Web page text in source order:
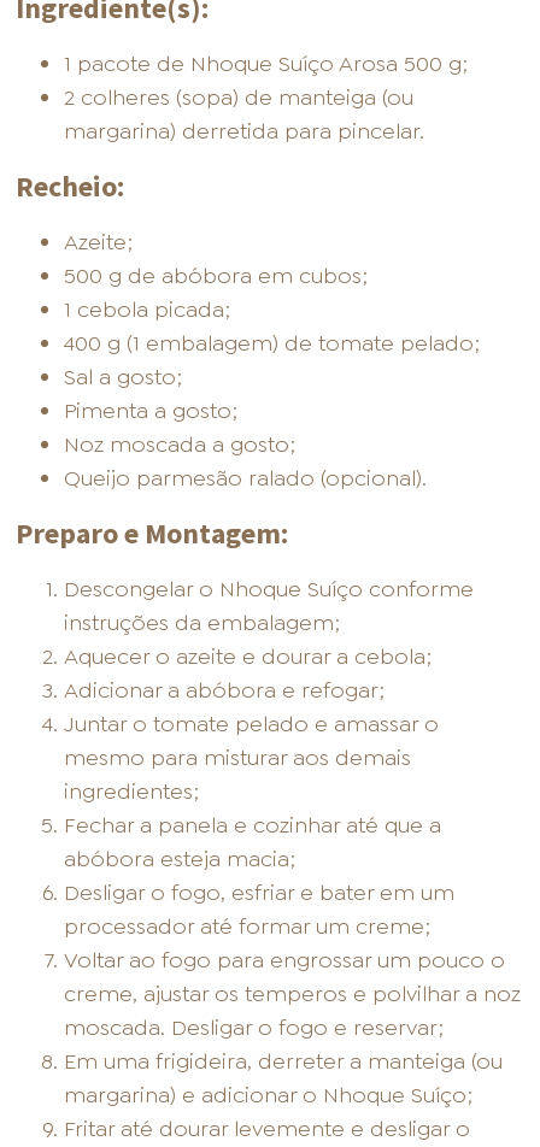
Ingrediente(s):
1 pacote de Nhoque Suíço Arosa 500 g;
2 colheres (sopa) de manteiga (ou
margarina) derretida para pincelar.
Recheio:
Azeite;
500 g de abóbora em cubos;
1 cebola picada;
400 g (1 embalagem) de tomate pelado;
Sal a gosto;
Pimenta a gosto;
Noz moscada a gosto;
Queijo parmesão ralado (opcional).
Preparo e Montagem:
Descongelar o Nhoque Suíço conforme
instruções da embalagem;
Aquecer o azeite e dourar a cebola;
Adicionar a abóbora e refogar;
Juntar o tomate pelado e amassar o
mesmo para misturar aos demais
ingredientes;
Fechar a panela e cozinhar até que a
abóbora esteja macia;
Desligar o fogo, esfriar e bater em um
processador até formar um creme;
Voltar ao fogo para engrossar um pouco o
creme, ajustar os temperos e polvilhar a noz
moscada. Desligar o fogo e reservar;
Em uma frigideira, derreter a manteiga (ou
margarina) e adicionar o Nhoque Suíço;
Fritar até dourar levemente e desligar o